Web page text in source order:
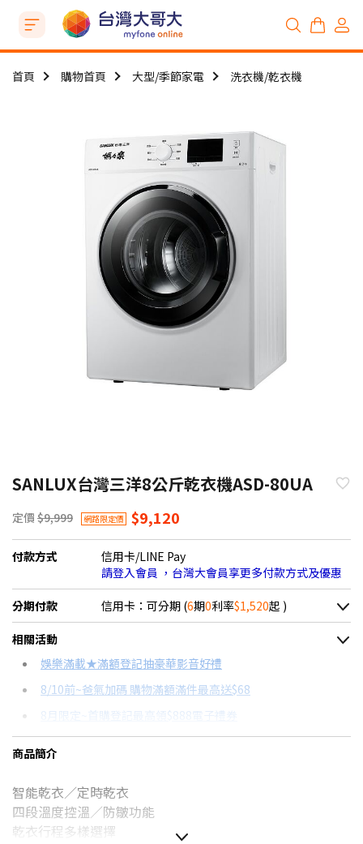
首頁 購物首頁 大型/季節家電 洗衣機/乾衣機
SANLUX台灣三洋8公斤乾衣機ASD-80UA
定價 $9,999 網路限定價 $9,120
付款方式
信用卡/LINE Pay
請登入會員 ，台灣大會員享更多付款方式及優惠
分期付款 信用卡：可分期 (6期0利率$1,520起 )
＊實際可分期數、適用利率，請以購物車顯示為主
信用卡分期
分期數
6期 0利率
6期
12期
每期金額 配合銀行/業者
相關活動
娛樂滿載★滿額登記抽豪華影音好禮
8/10前~爸氣加碼 購物滿額滿件最高送$68
8月限定~首購登記最高領$888電子禮券
台灣大哥大Open Possible聯名卡滿額最高回饋25%
2萬內首選！13-15KG洗衣機評比→點我看達人教你買
商品簡介
智能乾衣／定時乾衣
四段溫度控溫／防皺功能
乾衣行程多樣選擇